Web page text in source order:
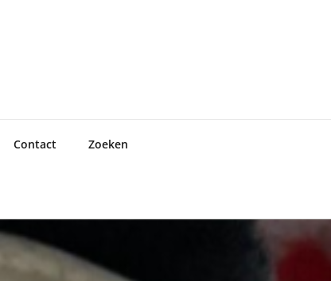
Contact Zoeken